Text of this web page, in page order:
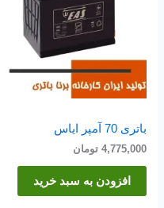
باتری 70 آمپر ایاس
4,775,000 تومان
افزودن به سبد خرید